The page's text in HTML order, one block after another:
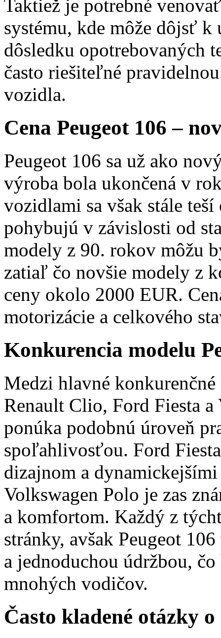
Taktiež je potrebné
systému, kde môže dôjsť
dôsledku opotrebovaných
často riešiteľné
vozidla.
Cena Peugeot 106 –
Peugeot 106 sa už ako
výroba bola ukončená v
vozidlami sa však stále
pohybujú v závislosti od
modely z 90. rokov môžu
zatiaľ čo novšie modely z
ceny okolo 2000 EUR.
motorizácie a celkového
Konkurencia modelu
Medzi hlavné
Renault Clio, Ford Fiesta
ponúka podobnú úroveň
spoľahlivosťou. Ford
dizajnom a
Volkswagen Polo je zas
a komfortom. Každý z
stránky, avšak Peugeot
a jednoduchou údržbou,
mnohých vodičov.
Často kladené otázky o